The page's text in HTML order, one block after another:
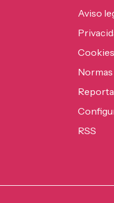
Aviso
Cookies
RSS